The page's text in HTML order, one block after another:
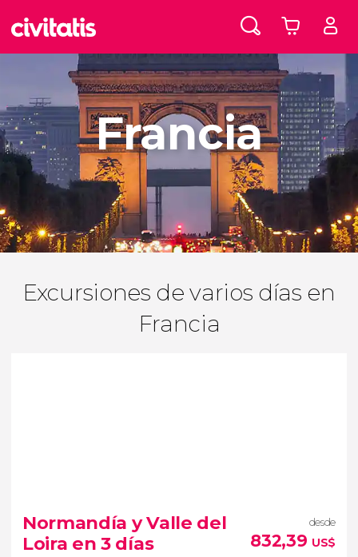
Francia
Excursiones de varios días en
Francia
Normandía y Valle del
Loira en 3 días
desde
832,39 US$